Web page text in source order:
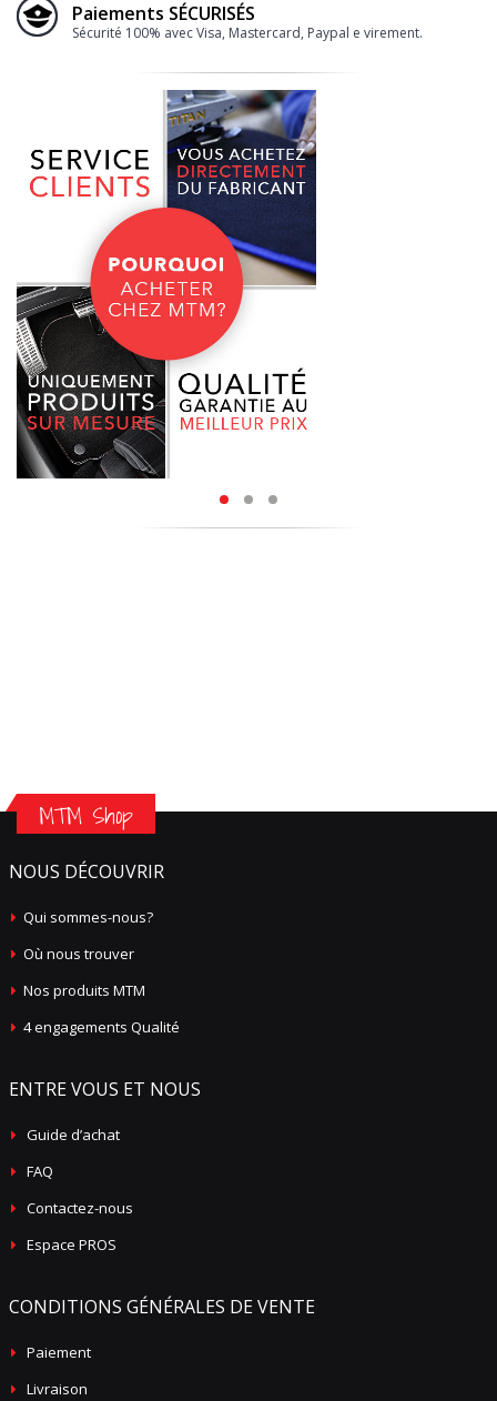
Paiements SÉCURISÉS
Sécurité 100% avec Visa, Mastercard, Paypal e virement.
MTM Shop
NOUS DÉCOUVRIR
Qui sommes-nous?
Où nous trouver
Nos produits MTM
4 engagements Qualité
ENTRE VOUS ET NOUS
Guide d’achat
FAQ
Contactez-nous
Espace PROS
CONDITIONS GÉNÉRALES DE VENTE
Paiement
Livraison